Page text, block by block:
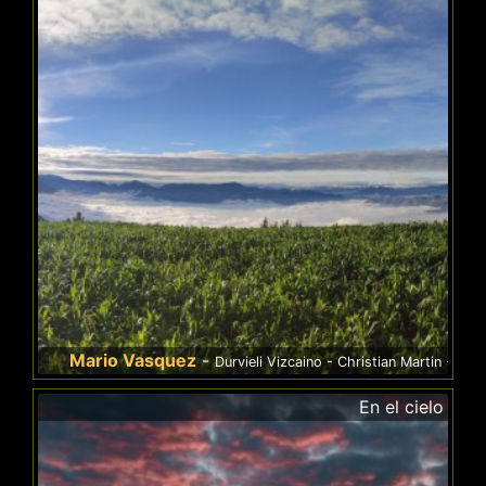
Vasquez-Durvieli Vizcaino - Christian Martin - Hicham
En el cielo